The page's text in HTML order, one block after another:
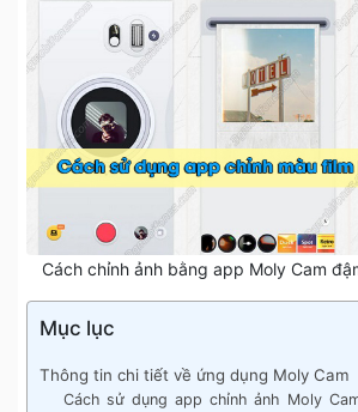
Cách chỉnh ảnh bằng app Moly Cam
Mục lục
Thông tin chi tiết về ứng dụng Moly Cam
Cách sử dụng app chỉnh ảnh Moly